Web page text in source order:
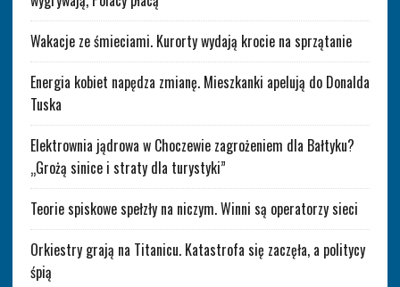
Wakacje ze śmieciami. Kurorty wydają krocie na sprzątanie
Energia kobiet napędza zmianę. Mieszkanki apelują do Donalda
Tuska
Elektrownia jądrowa w Choczewie zagrożeniem dla Bałtyku?
„Grożą sinice i straty dla turystyki”
Teorie spiskowe spełzły na niczym. Winni są operatorzy sieci
Orkiestry grają na Titanicu. Katastrofa się zaczęła, a politycy
śpią